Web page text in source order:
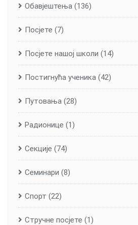
Обавјештења (136)
Посјете (7)
Посјете нашој школи (14)
Постигнућа ученика (42)
Путовања (28)
Радионице (1)
Секције (74)
Семинари (8)
Спорт (22)
Стручне посјете (1)